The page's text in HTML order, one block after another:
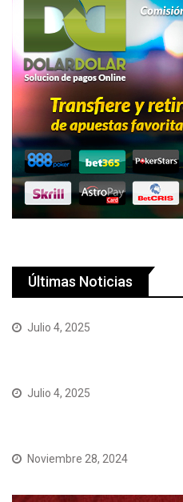
Últimas Noticias
Julio 4, 2025
Julio 4, 2025
Noviembre 28, 2024